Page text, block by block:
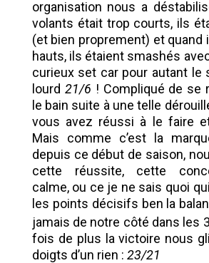
organisation nous a
volants était trop courts, ils
(et bien proprement) et quand
hauts, ils étaient smashés
curieux set car pour autant le
lourd 21/6 ! Compliqué de se
le bain suite à une telle
vous avez réussi à le faire
Mais comme c’est la
depuis ce début de saison,
cette réussite, cette
calme, ou ce je ne sais quoi
les points décisifs ben la
jamais de notre côté dans les 3
fois de plus la victoire nous
doigts d’un rien : 23/21